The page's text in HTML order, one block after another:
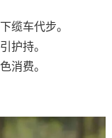
缆车代步。
护持。
消费。